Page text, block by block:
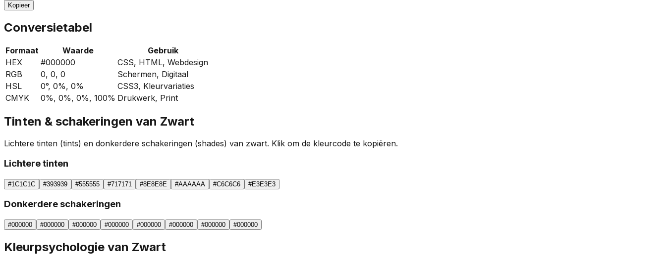
Kopieer
Conversietabel
Formaat Waarde
Gebruik
HEX
#000000
CSS, HTML, Webdesign
RGB
0, 0, 0
Schermen, Digitaal
HSL
0°, 0%, 0%
CSS3, Kleurvariaties
CMYK
0%, 0%, 0%, 100% Drukwerk, Print
Tinten & schakeringen van Zwart
Lichtere tinten (tints) en donkerdere schakeringen (shades) van zwart. Klik om de kleurcode te kopiëren.
Lichtere tinten
#1C1C1C #393939 #555555 #717171 #8E8E8E #AAAAAA #C6C6C6 #E3E3E3
Donkerdere schakeringen
#000000 #000000 #000000 #000000 #000000 #000000 #000000 #000000
Kleurpsychologie van Zwart